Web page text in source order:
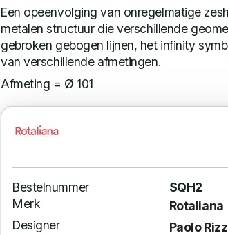
Een opeenvolging van onregelmatige
metalen structuur die verschillende
gebroken gebogen lijnen, het infinity
van verschillende afmetingen.
Afmeting = Ø 101
Bestelnummer
SQH2
Merk
Rotaliana
Designer
Paolo